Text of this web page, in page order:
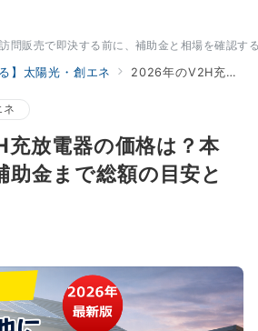
問販売で即決する前に、補助金と相場を確認す
る】太陽光・創エネ 2026年のV2H充放電器の価格は？本体・工事費・補助金まで総額の目安と選び方
ネ
放電器の価格は？本
助金まで総額の目安と